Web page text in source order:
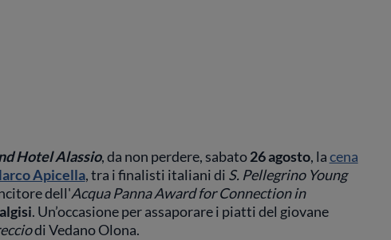
Hotel Alassio, da non perdere, sabato26 agosto, lacena
Apicella, tra i finalisti italiani di S. Pellegrino Young
dell'Acqua Panna Award for Connection in
. Un’occasione per assaporare i piatti del giovane
di Vedano Olona.